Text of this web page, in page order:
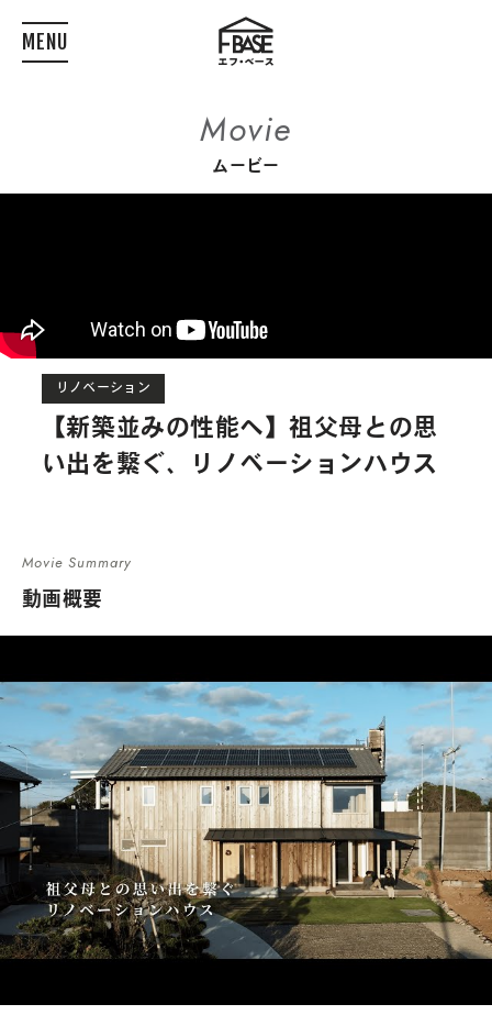
MENU
Movie
ムービー
リノベーション
【新築並みの性能へ】祖父母との思
い出を繋ぐ、リノベーションハウス
Movie Summary
動画概要